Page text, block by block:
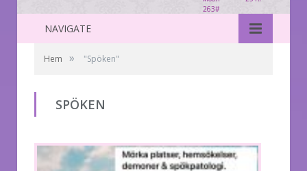
263#
NAVIGATE
Hem » "Spöken"
SPÖKEN